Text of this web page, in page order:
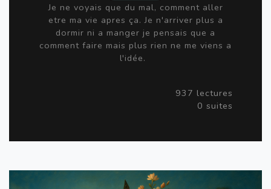
Je ne voyais que du mal, comment aller
etre ma vie apres ça. Je n'arriver plus a
dormir ni a manger je pensais que a
comment faire mais plus rien ne me viens a
l'idée.
937 lectures
0 suites